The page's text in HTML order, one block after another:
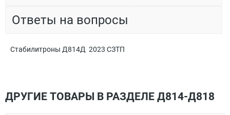
Ответы на вопросы
Стабилитроны Д814Д 2023 СЗТП
ДРУГИЕ ТОВАРЫ В РАЗДЕЛЕ Д814-Д818